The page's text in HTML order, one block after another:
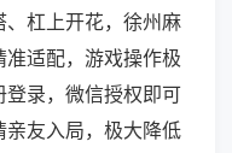
杠上开花，徐州麻
适配，游戏操作极
录，微信授权即可
友入局，极大降低